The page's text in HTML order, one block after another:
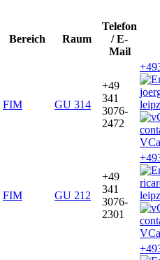
Bereich Raum
Telefon
/ E-
Mail
FIM GU 314
+49
341
3076-
2472
FIM GU 212
+49
341
3076-
2301